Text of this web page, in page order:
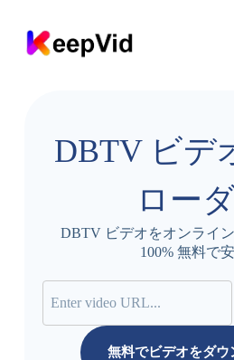
ン
テ
DBTV ビデ
ロー
DBTV ビデオをオンライ
100% 無料で安
無料でビデオをダウ